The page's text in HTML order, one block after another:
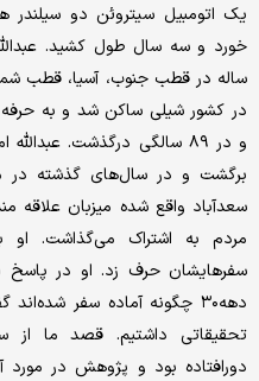
یک اتومبیل سیتروئن دو
ساله در قطب جنوب، آسیا، قطب
و در ۸۹ سالگی درگذشت.
برگشت و در سال‌های گذشته در
سعدآباد واقع شده میزبان علاقه
مردم به اشتراک می‌گذاشت. او
سفرهایشان حرف زد. او در پاسخ
دهه۳۰ چگونه آماده سفر
تحقیقاتی داشتیم. قصد ما از
دورافتاده بود و پژوهش در مورد